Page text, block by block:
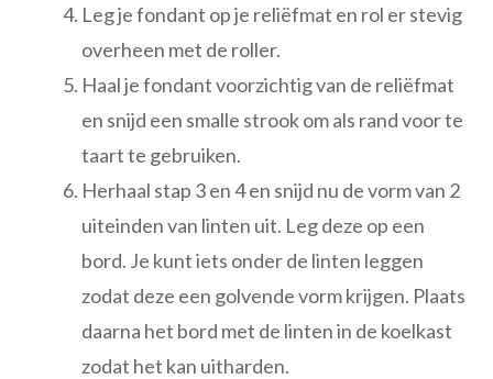
Leg je fondant op je reliëfmat en rol er stevig
overheen met de roller.
Haal je fondant voorzichtig van de reliëfmat
en snijd een smalle strook om als rand voor te
taart te gebruiken.
Herhaal stap 3 en 4 en snijd nu de vorm van 2
uiteinden van linten uit. Leg deze op een
bord. Je kunt iets onder de linten leggen
zodat deze een golvende vorm krijgen. Plaats
daarna het bord met de linten in de koelkast
zodat het kan uitharden.